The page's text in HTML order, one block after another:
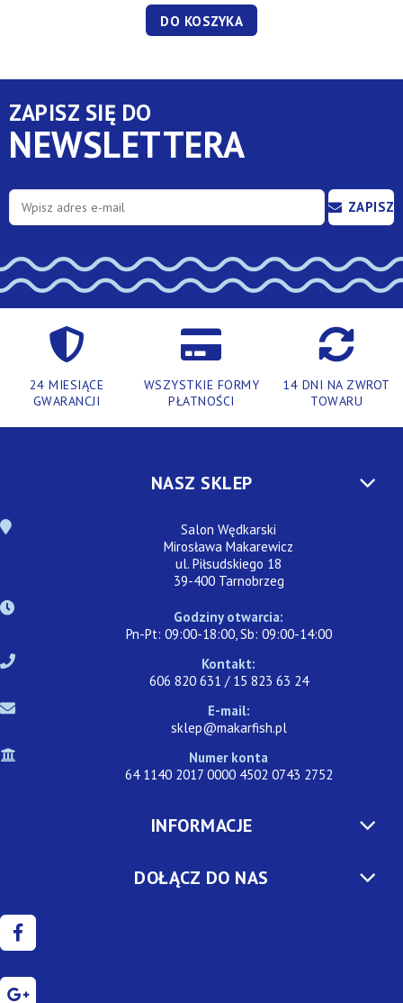
DO KOSZYKA
ZAPISZ SIĘ DO
NEWSLETTERA
ZAPISZ
24 MIESIĄCE
GWARANCJI
WSZYSTKIE FORMY
PŁATNOŚCI
14 DNI NA ZWROT
TOWARU
NASZ SKLEP
Salon Wędkarski
Mirosława Makarewicz
ul. Piłsudskiego 18
39-400 Tarnobrzeg
Godziny otwarcia:
Pn-Pt: 09:00-18:00, Sb: 09:00-14:00
Kontakt:
606 820 631 / 15 823 63 24
E-mail:
sklep@makarfish.pl
Numer konta
64 1140 2017 0000 4502 0743 2752
INFORMACJE
DOŁĄCZ DO NAS